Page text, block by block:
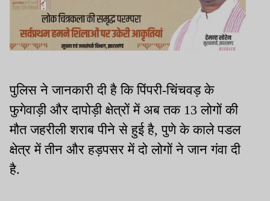
पुलिस ने जानकारी दी है कि पिंपरी-चिंचवड़ के
फुगेवाड़ी और दापोड़ी क्षेत्रों में अब तक 13 लोगों की
मौत जहरीली शराब पीने से हुई है, पुणे के काले पडल
क्षेत्र में तीन और हड़पसर में दो लोगों ने जान गंवा दी
है.